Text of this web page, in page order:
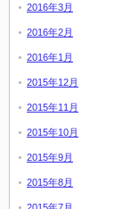
2016年3月
2016年2月
2016年1月
2015年12月
2015年11月
2015年10月
2015年9月
2015年8月